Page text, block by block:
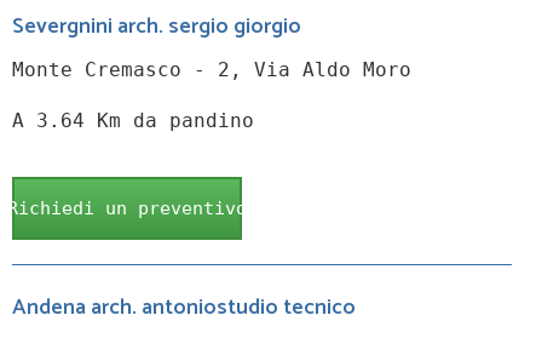
Severgnini arch. sergio giorgio
Monte Cremasco - 2, Via Aldo Moro
A 3.64 Km da pandino
Richiedi un preventivo
Andena arch. antoniostudio tecnico